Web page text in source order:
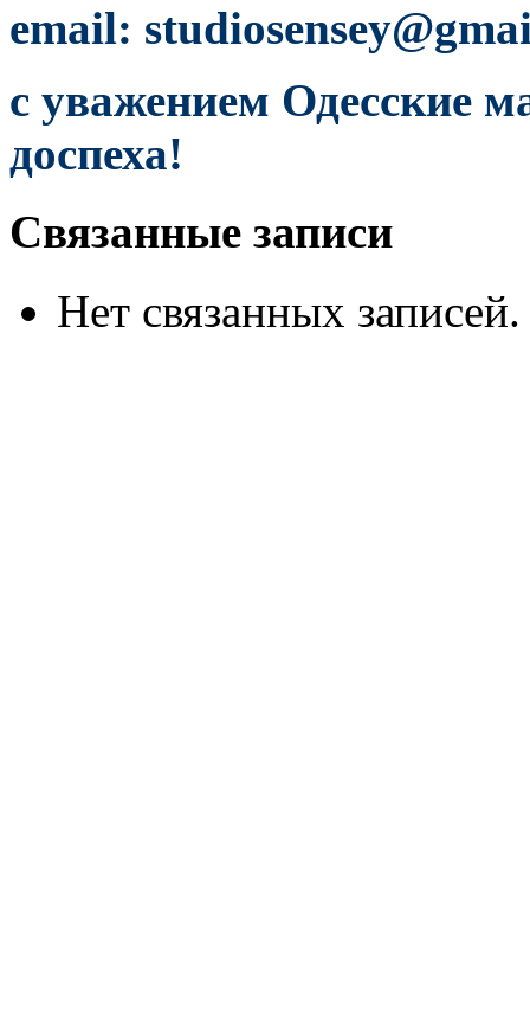
email:
с уважением Одесские
доспеха!
Связанные записи
Нет связанных записей.